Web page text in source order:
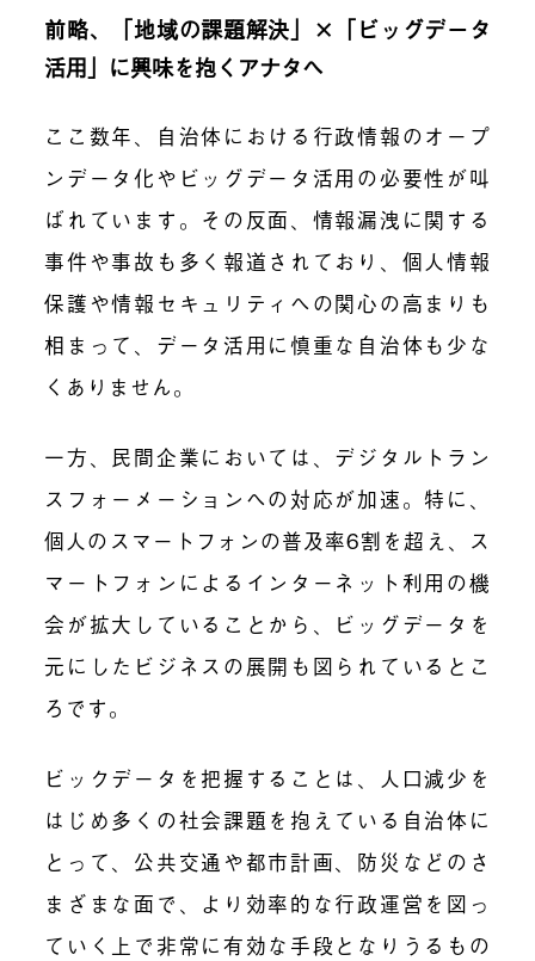
前略、「地域の課題解決」×「ビッグデータ
活用」に興味を抱くアナタへ
ここ数年、自治体における行政情報のオープ
ンデータ化やビッグデータ活用の必要性が叫
ばれています。その反面、情報漏洩に関する
事件や事故も多く報道されており、個人情報
保護や情報セキュリティへの関心の高まりも
相まって、データ活用に慎重な自治体も少な
くありません。
一方、民間企業においては、デジタルトラン
スフォーメーションへの対応が加速。特に、
個人のスマートフォンの普及率6割を超え、ス
マートフォンによるインターネット利用の機
会が拡大していることから、ビッグデータを
元にしたビジネスの展開も図られているとこ
ろです。
ビックデータを把握することは、人口減少を
はじめ多くの社会課題を抱えている自治体に
とって、公共交通や都市計画、防災などのさ
まざまな面で、より効率的な行政運営を図っ
ていく上で非常に有効な手段となりうるもの